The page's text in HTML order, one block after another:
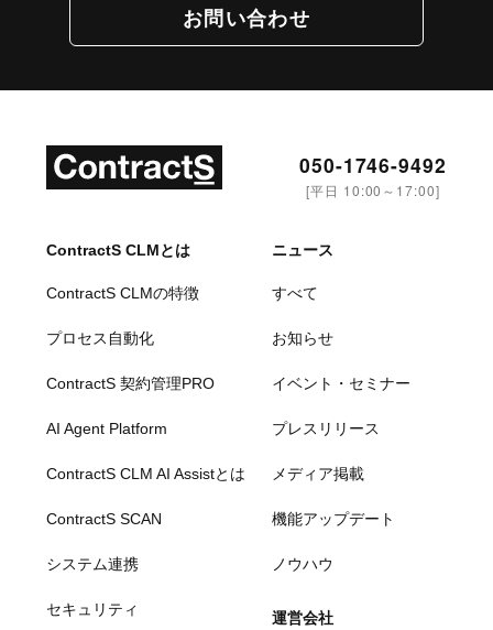
お問い合わせ
050-1746-9492
[平日 10:00～17:00]
ContractS CLMとは
ContractS CLMの特徴
プロセス自動化
ContractS 契約管理PRO
AI Agent Platform
ContractS CLM AI Assistとは
ContractS SCAN
システム連携
セキュリティ
ニュース
すべて
お知らせ
イベント・セミナー
プレスリリース
メディア掲載
機能アップデート
ノウハウ
運営会社